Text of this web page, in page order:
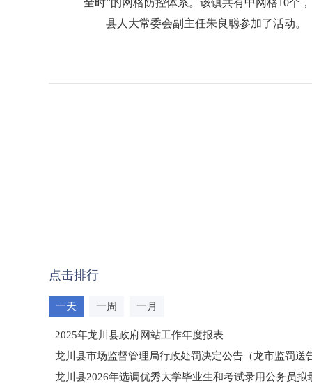
全时”的网格防控体系。该镇共有中网格10个
县人大常委会副主任朱良聪参加了活动。
点击排行
一天 一周 一月
2025年龙川县政府网站工作年度报表
龙川县市场监督管理局行政处罚决定公告（龙市监罚送
龙川县2026年选调优秀大学毕业生和考试录用公务员拟